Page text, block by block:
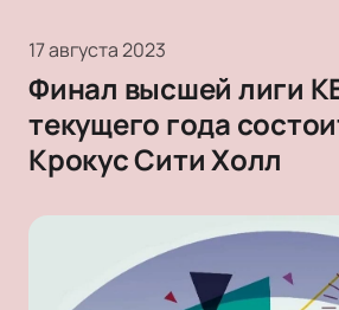
17 августа 2023
Финал высшей лиги
текущего года
Крокус Сити Холл